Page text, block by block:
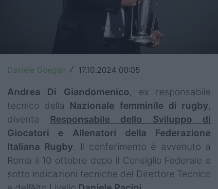
World Rugby
Rugby World Cup
Super Rugby
Rugby in TV
Mercato
Serie A Elite
Daniele Goegan / 17.10.2024 00:05
Andrea Di Giandomenico, ex responsabile
tecnico della Nazionale femminile di rugby,
diventa Responsabile dello Sviluppo di
Giocatori e Allenatori della Federazione
Italiana Rugby. Il conferimento è avvenuto a
Roma il 10 ottobre dopo il Consiglio Federale e
sotto indicazioni tecniche del Direttore Tecnico